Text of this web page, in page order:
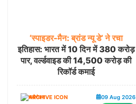
‘स्पाइडर-मैन: ब्रांड न्यू डे’ ने रचा
इतिहास: भारत में 10 दिन में 380 करोड़
पार, वर्ल्डवाइड की 14,500 करोड़ की
रिकॉर्ड कमाई
मनोरंजन 09 Aug 2026